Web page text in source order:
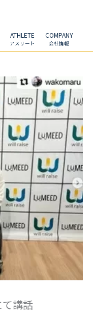
ATHLETE
アスリート
COMPANY
会社情報
講話